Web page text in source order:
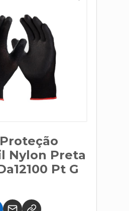
Nylon Preta
Pt G